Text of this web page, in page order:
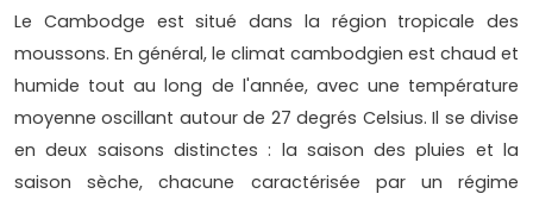
Le Cambodge est situé dans la région tropicale des
moussons. En général, le climat cambodgien est chaud et
humide tout au long de l'année, avec une température
moyenne oscillant autour de 27 degrés Celsius. Il se divise
en deux saisons distinctes : la saison des pluies et la
saison sèche, chacune caractérisée par un régime